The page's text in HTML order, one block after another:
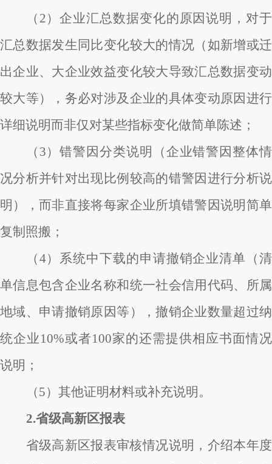
（2）企业汇总数据变化的原因说明，对于
汇总数据发生同比变化较大的情况（如新增或迁
出企业、大企业效益变化较大导致汇总数据变动
较大等），务必对涉及企业的具体变动原因进行
详细说明而非仅对某些指标变化做简单陈述；
（3）错警因分类说明（企业错警因整体情
况分析并针对出现比例较高的错警因进行分析说
明），而非直接将每家企业所填错警因说明简单
复制照搬；
（4）系统中下载的申请撤销企业清单（清
单信息包含企业名称和统一社会信用代码、所属
地域、申请撤销原因等），撤销企业数量超过纳
统企业10%或者100家的还需提供相应书面情况
说明；
（5）其他证明材料或补充说明。
2.省级高新区报表
省级高新区报表审核情况说明，介绍本年度